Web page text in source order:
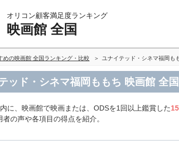
オリコン顧客満足度ランキング
映画館 全国
めの映画館 全国ランキング・比較 ユナイテッド・シネマ福岡も
ッド・シネマ福岡ももち 映画館 全
に、映画館で映画または、ODSを1回以上鑑賞した
の声や各項目の得点を紹介。